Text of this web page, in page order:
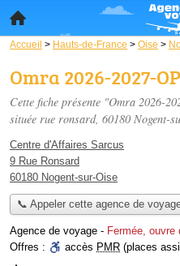
Accueil > Hauts-de-France > Oise >
Omra 2026-2027-
Cette fiche présente "Omra 2026-
située rue ronsard, 60180 Nogent-
Centre d'Affaires Sarcus
9 Rue Ronsard
60180 Nogent-sur-Oise
📞 Appeler cette agence de
Agence de voyage - Fermée, ouvre
Offres :
accès PMR (places